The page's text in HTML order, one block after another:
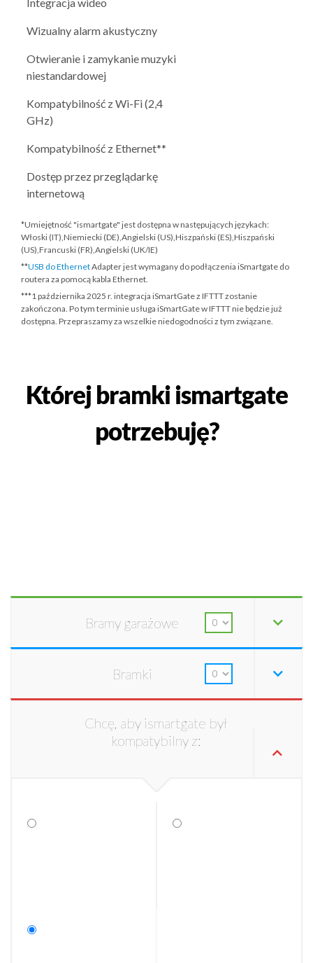
Integracja wideo
Wizualny alarm akustyczny
Otwieranie i zamykanie muzyki
niestandardowej
Kompatybilność z Wi-Fi (2,4
GHz)
Kompatybilność z Ethernet**
Dostęp przez przeglądarkę
internetową
*Umiejętność "ismartgate" jest dostępna w następujących językach:
Włoski (IT),Niemiecki (DE),Angielski (US),Hiszpański (ES),Hiszpański
(US),Francuski (FR),Angielski (UK/IE)
**USB do EthernetAdapter jest wymagany do podłączenia iSmartgate do
routera za pomocą kabla Ethernet.
***1 października 2025 r. integracja iSmartGate z IFTTT zostanie
zakończona. Po tym terminie usługa iSmartGate w IFTTT nie będzie już
dostępna. Przepraszamy za wszelkie niedogodności z tym związane.
Której bramki ismartgate
potrzebuję?
Bramy garażowe
Bramki
Chcę, aby ismartgate był
kompatybilny z: